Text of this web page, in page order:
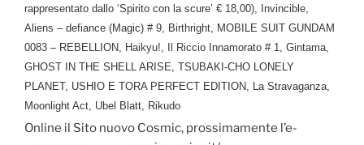
rappresentato dallo ‘Spirito con la scure’ € 18,00), Invincible,
Aliens – defiance (Magic) # 9, Birthright, MOBILE SUIT GUNDAM
0083 – REBELLION, Haikyu!, Il Riccio Innamorato # 1, Gintama,
GHOST IN THE SHELL ARISE, TSUBAKI-CHO LONELY
PLANET, USHIO E TORA PERFECT EDITION, La Stravaganza,
Moonlight Act, Ubel Blatt, Rikudo
Online il Sito nuovo Cosmic, prossimamente l’e-